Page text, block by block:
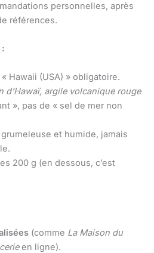
personnelles, après
références.
:
« Hawaii (USA) » obligatoire.
d’Hawaï, argile volcanique rouge
», pas de « sel de mer non
et humide, jamais
200 g (en dessous, c’est
(comme La Maison du
en ligne).